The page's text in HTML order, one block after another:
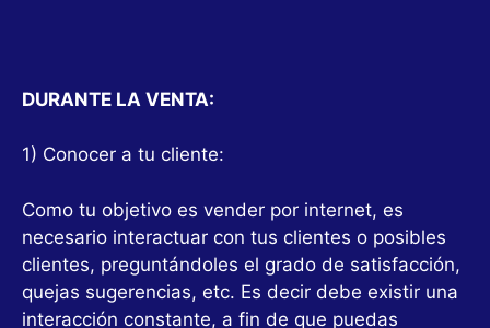
DURANTE LA VENTA:
1) Conocer a tu cliente:
Como tu objetivo es vender por internet, es
necesario interactuar con tus clientes o posibles
clientes, preguntándoles el grado de satisfacción,
quejas sugerencias, etc. Es decir debe existir una
interacción constante, a fin de que puedas